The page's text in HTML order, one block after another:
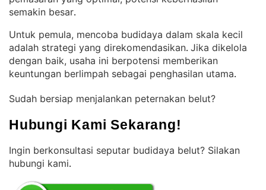
semakin besar.
Untuk pemula, mencoba budidaya dalam skala kecil
adalah strategi yang direkomendasikan. Jika dikelola
dengan baik, usaha ini berpotensi memberikan
keuntungan berlimpah sebagai penghasilan utama.
Sudah bersiap menjalankan peternakan belut?
Hubungi Kami Sekarang!
Ingin berkonsultasi seputar budidaya belut? Silakan
hubungi kami.